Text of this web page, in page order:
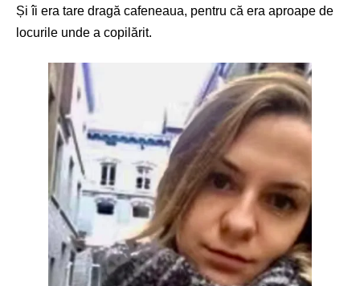
Și îi era tare dragă cafeneaua, pentru că era aproape de
locurile unde a copilărit.